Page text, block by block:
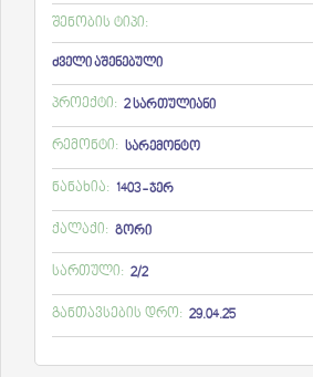
შენობის ტიპი:
ძველი აშენებული
პროექტი: 2 სართულიანი
რემონტი: სარემონტო
ნანახია: 1403 - ჯერ
ქალაქი: გორი
სართული: 2/2
განთავსების დრო: 29.04.25